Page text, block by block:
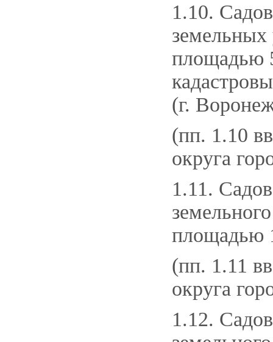
1.10.
земельных
площадью
(г.
(пп. 1.10
округа
1.11.
площадью
(пп. 1.11
округа
1.12.